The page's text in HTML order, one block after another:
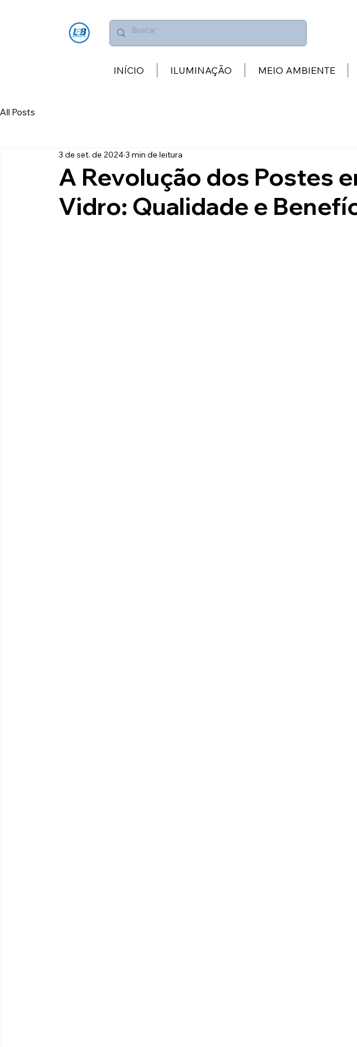
INÍCIO ILUMINAÇÃO MEIO AMBIENTE
All Posts
A Revolução dos Postes
Vidro: Qualidade e
3 de set. de 20243 min de leitura